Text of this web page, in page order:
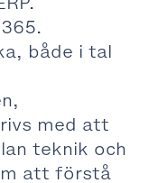
både i tal
med att
teknik och
att förstå